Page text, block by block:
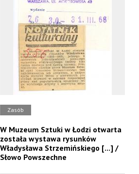
Zasób
W Muzeum Sztuki w Łodzi otwarta
została wystawa rysunków
Władysława Strzemińskiego [...] /
Słowo Powszechne